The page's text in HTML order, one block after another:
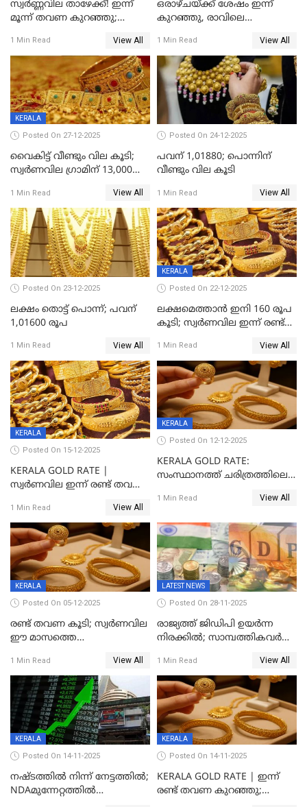
സ്വർണ്ണവില താഴേക്ക്! ഇന്ന്
മൂന്ന് തവണ കുറഞ്ഞു;
1 Min Read View All
ഒരാഴ്ചയ്ക്ക് ശേഷം ഇന്ന്
കുറഞ്ഞു, രാവിലെ
ഇടിവ്
1 Min Read View All
KERALA
Posted On 27-12-2025
വൈകിട്ട് വീണ്ടും വില കൂടി;
സ്വർണവില ഗ്രാമിന് 13,000
റെക്കോർഡ്
1 Min Read View All
Posted On 24-12-2025
പവന് 1,01880; പൊന്നിന്
വീണ്ടും വില കൂടി
1 Min Read View All
Posted On 23-12-2025
ലക്ഷം തൊട്ട് പൊന്ന്; പവന്
1,01600 രൂപ
1 Min Read View All
KERALA
Posted On 22-12-2025
ലക്ഷമെത്താൻ ഇനി 160 രൂപ
കൂടി; സ്വർണവില ഇന്ന് രണ്ട്
1 Min Read View All
KERALA
Posted On 15-12-2025
KERALA GOLD RATE |
സ്വർണവില ഇന്ന് രണ്ട് തവണ
സർവകാല റെക്കോഡ്
1 Min Read View All
KERALA
Posted On 12-12-2025
KERALA GOLD RATE:
സംസ്ഥാനത്ത് ചരിത്രത്തിലെ
സ്വർണം; സർവ്വകാല
1 Min Read View All
KERALA
Posted On 05-12-2025
രണ്ട് തവണ കൂടി; സ്വർണവില
ഈ മാസത്തെ
1 Min Read View All
LATEST NEWS
Posted On 28-11-2025
രാജ്യത്ത് ജിഡിപി ഉയര്‍ന്ന
നിരക്കില്‍; സാമ്പത്തികവർഷം
ശതമാനമായി; പ്രചോദനം
നൽകുന്നുവെന്ന് മോദി
1 Min Read View All
KERALA
Posted On 14-11-2025
നഷ്ടത്തിൽ നിന്ന് നേട്ടത്തിൽ;
NDAമുന്നേറ്റത്തിൽ
KERALA
Posted On 14-11-2025
KERALA GOLD RATE | ഇന്ന്
രണ്ട് തവണ കുറഞ്ഞു;